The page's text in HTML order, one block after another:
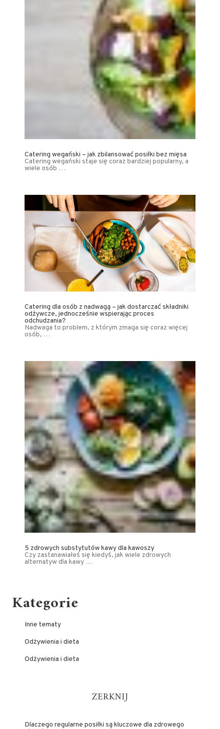
Catering wegański – jak zbilansować posiłki bez mięsa
Catering wegański staje się coraz bardziej popularny, a
wiele osób …
Catering dla osób z nadwagą – jak dostarczać składniki
odżywcze, jednocześnie wspierając proces
odchudzania?
Nadwaga to problem, z którym zmaga się coraz więcej
osób, …
5 zdrowych substytutów kawy dla kawoszy
Czy zastanawiałeś się kiedyś, jak wiele zdrowych
alternatyw dla kawy …
Kategorie
Inne tematy
Odżywienia i dieta
Odżywienia i dieta
ZERKNIJ
Dlaczego regularne posiłki są kluczowe dla zdrowego